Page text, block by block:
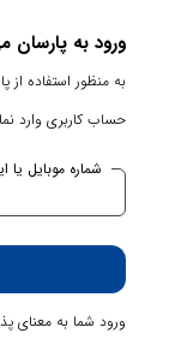
ورود به پارسان
به منظور استفاده از
حساب کاربری وارد
شماره موبایل یا
ورود شما به معنای